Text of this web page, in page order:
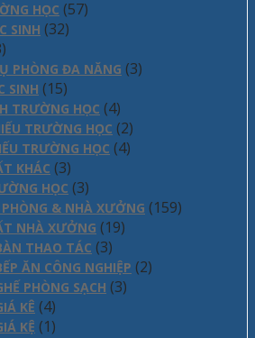
HỌC (57)
SINH (32)
PHÒNG ĐA NĂNG (3)
SINH (15)
TRƯỜNG HỌC (4)
TRƯỜNG HỌC (2)
TRƯỜNG HỌC (4)
KHÁC (3)
HỌC (3)
& NHÀ XƯỞNG (159)
NHÀ XƯỞNG (19)
THAO TÁC (3)
ĂN CÔNG NGHIỆP (2)
PHÒNG SẠCH (3)
KÊ (4)
KỆ (1)